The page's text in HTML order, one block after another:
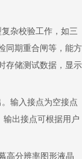
杂校验工作，如三
同期重合闸等，能方
存储测试数据，显示
输入接点为空接点
输出接点可根据用户
高分辨率图形液晶